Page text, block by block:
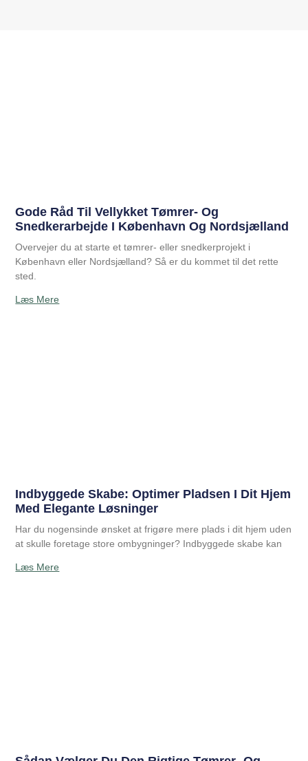
Gode Råd Til Vellykket Tømrer- Og
Snedkerarbejde I København Og Nordsjælland
Overvejer du at starte et tømrer- eller snedkerprojekt i
København eller Nordsjælland? Så er du kommet til det rette
sted.
Læs Mere
Indbyggede Skabe: Optimer Pladsen I Dit Hjem
Med Elegante Løsninger
Har du nogensinde ønsket at frigøre mere plads i dit hjem uden
at skulle foretage store ombygninger? Indbyggede skabe kan
Læs Mere